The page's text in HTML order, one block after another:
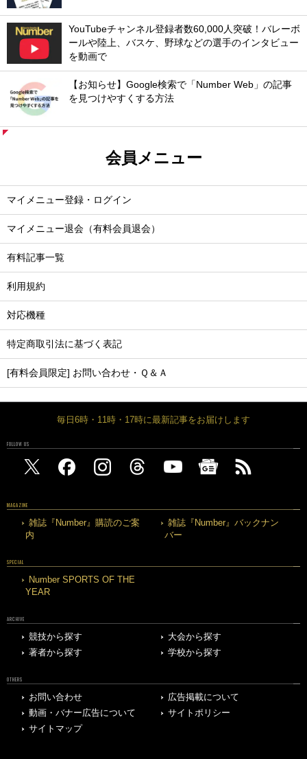
YouTubeチャンネル登録者数60,000人突破！バレーボ
ールや陸上、バスケ、野球などの選手のインタビュー
を動画で
【お知らせ】Google検索で「Number Web」の記事
を見つけやすくする方法
会員メニュー
マイメニュー登録・ログイン
マイメニュー退会（有料会員退会）
有料記事一覧
利用規約
対応機種
特定商取引法に基づく表記
[有料会員限定] お問い合わせ・Ｑ＆Ａ
毎日6時・11時・17時に最新記事をお届けします
FOLLOW US
MAGAZINE
雑誌『Number』購読のご案
内
雑誌『Number』バックナン
バー
SPECIAL
Number SPORTS OF THE
YEAR
ARCHIVE
競技から探す
大会から探す
著者から探す
学校から探す
OTHERS
お問い合わせ
広告掲載について
動画・バナー広告について
サイトポリシー
サイトマップ